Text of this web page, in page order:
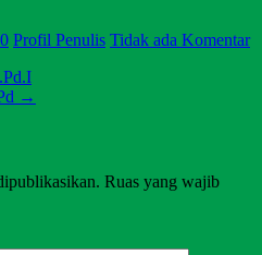
Profil Penulis Tidak ada Komentar
→
Ruas yang wajib